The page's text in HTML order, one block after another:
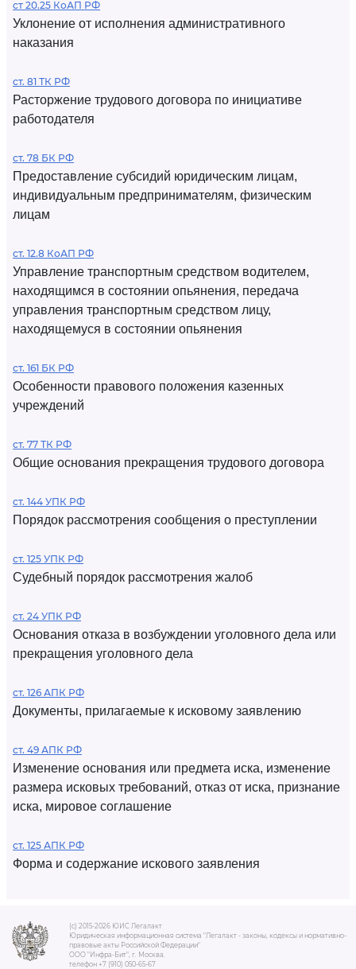
ст 20.25 КоАП РФ
Уклонение от исполнения административного
наказания
ст. 81 ТК РФ
Расторжение трудового договора по инициативе
работодателя
ст. 78 БК РФ
Предоставление субсидий юридическим лицам,
индивидуальным предпринимателям, физическим
лицам
ст. 12.8 КоАП РФ
Управление транспортным средством водителем,
находящимся в состоянии опьянения, передача
управления транспортным средством лицу,
находящемуся в состоянии опьянения
ст. 161 БК РФ
Особенности правового положения казенных
учреждений
ст. 77 ТК РФ
Общие основания прекращения трудового договора
ст. 144 УПК РФ
Порядок рассмотрения сообщения о преступлении
ст. 125 УПК РФ
Судебный порядок рассмотрения жалоб
ст. 24 УПК РФ
Основания отказа в возбуждении уголовного дела или
прекращения уголовного дела
ст. 126 АПК РФ
Документы, прилагаемые к исковому заявлению
ст. 49 АПК РФ
Изменение основания или предмета иска, изменение
размера исковых требований, отказ от иска, признание
иска, мировое соглашение
ст. 125 АПК РФ
Форма и содержание искового заявления
(c) 2015-2026 ЮИС Легалакт
Юридическая информационная система "Легалакт - законы, кодексы и нормативно-
правовые акты Российской Федерации"
ООО "Инфра-Бит", г. Москва.
телефон +7 (910) 050-65-67